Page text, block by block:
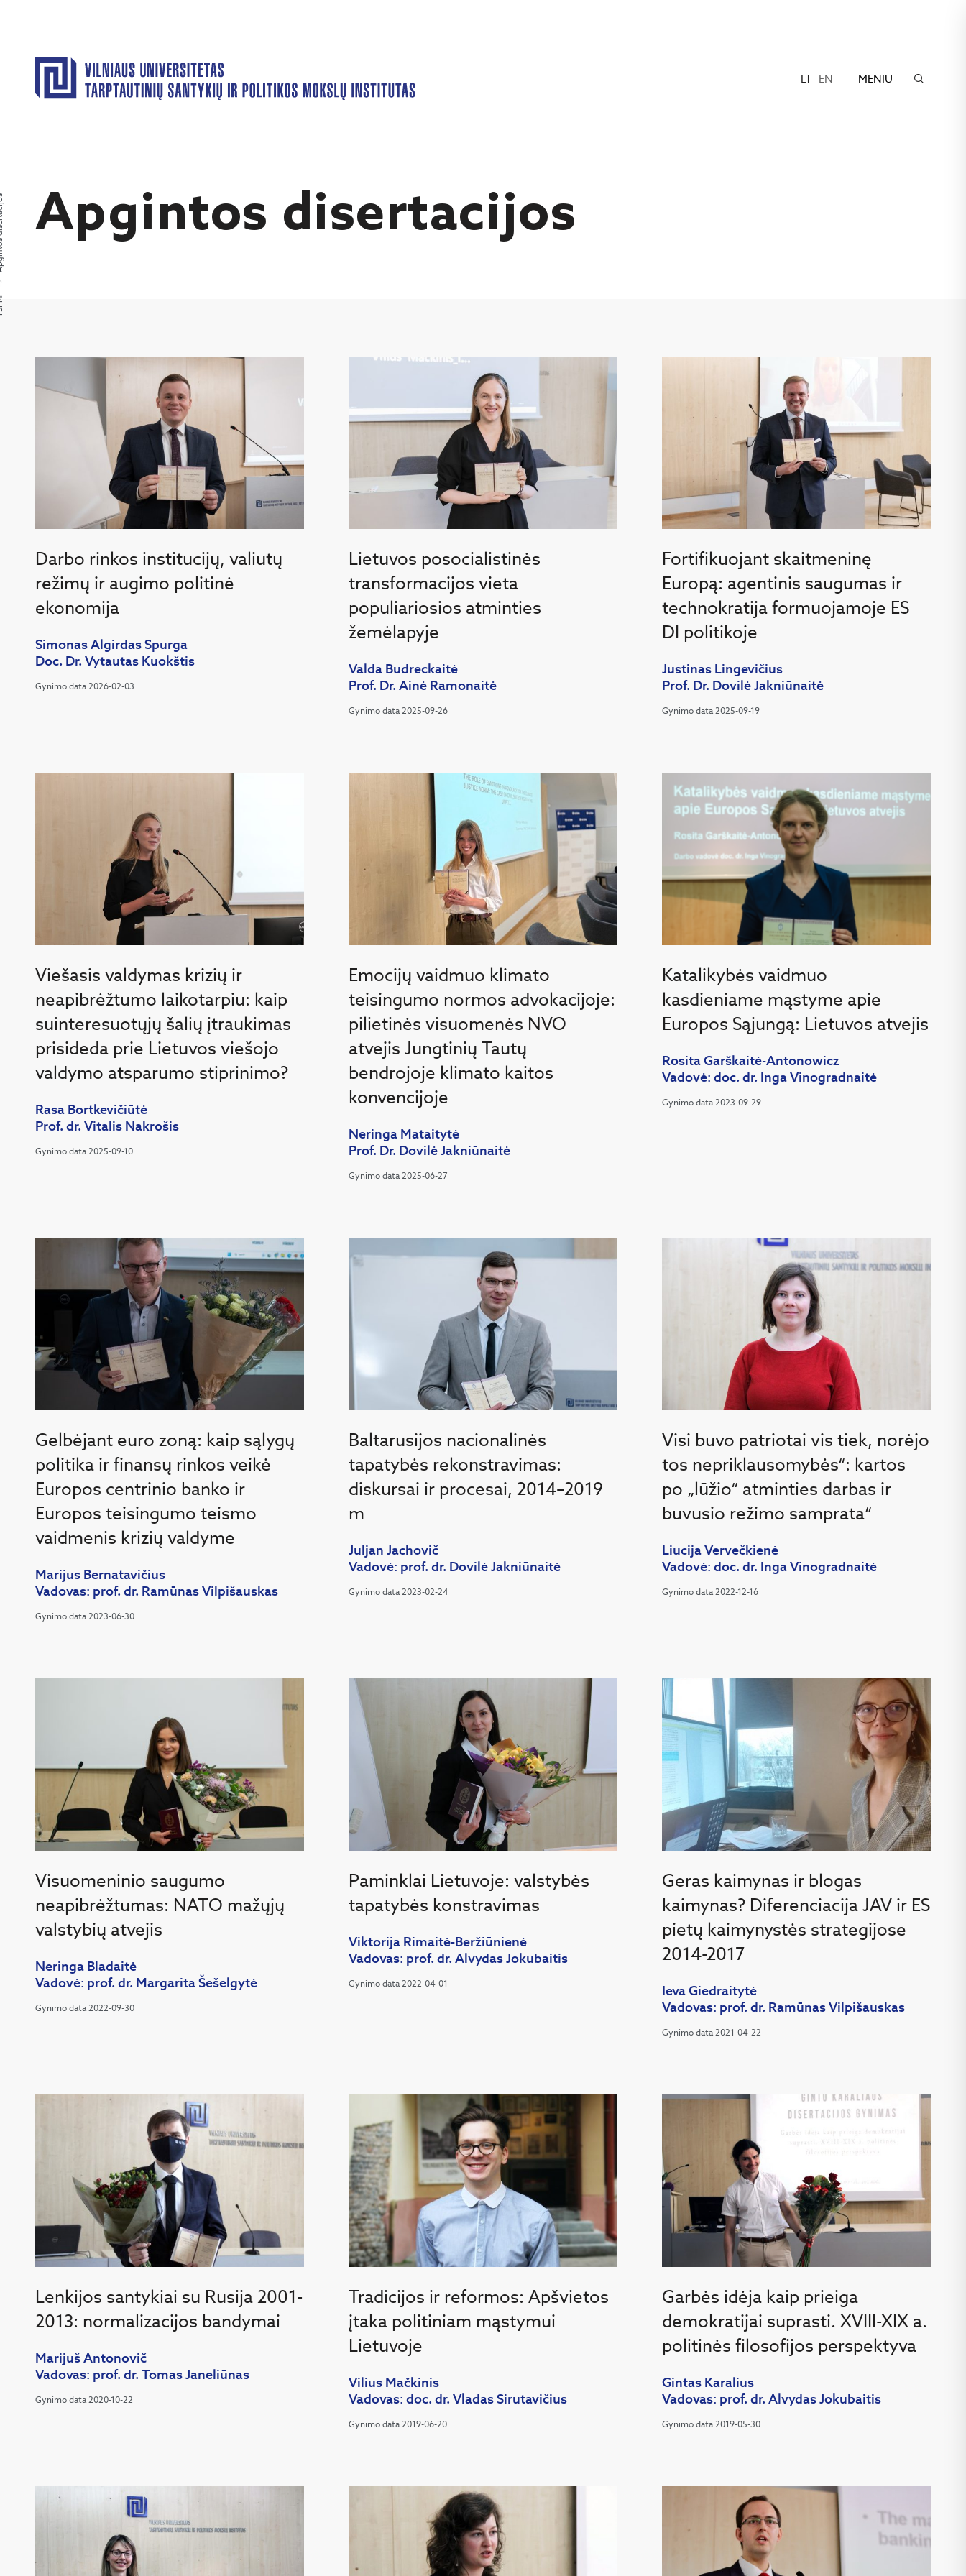
LT EN MENIU
Apgintos disertacijos
Darbo rinkos institucijų, valiutų
režimų ir augimo politinė
ekonomija
Simonas Algirdas Spurga
Doc. Dr. Vytautas Kuokštis
Gynimo data 2026-02-03
Lietuvos posocialistinės
transformacijos vieta
populiariosios atminties
žemėlapyje
Valda Budreckaitė
Prof. Dr. Ainė Ramonaitė
Gynimo data 2025-09-26
Fortifikuojant skaitmeninę
Europą: agentinis saugumas ir
technokratija formuojamoje ES
DI politikoje
Justinas Lingevičius
Prof. Dr. Dovilė Jakniūnaitė
Gynimo data 2025-09-19
Viešasis valdymas krizių ir
neapibrėžtumo laikotarpiu: kaip
suinteresuotųjų šalių įtraukimas
prisideda prie Lietuvos viešojo
valdymo atsparumo stiprinimo?
Rasa Bortkevičiūtė
Prof. dr. Vitalis Nakrošis
Gynimo data 2025-09-10
Emocijų vaidmuo klimato
teisingumo normos advokacijoje:
pilietinės visuomenės NVO
atvejis Jungtinių Tautų
bendrojoje klimato kaitos
konvencijoje
Neringa Mataitytė
Prof. Dr. Dovilė Jakniūnaitė
Gynimo data 2025-06-27
Katalikybės vaidmuo
kasdieniame mąstyme apie
Europos Sąjungą: Lietuvos atvejis
Rosita Garškaitė-Antonowicz
Vadovė: doc. dr. Inga Vinogradnaitė
Gynimo data 2023-09-29
Gelbėjant euro zoną: kaip sąlygų
politika ir finansų rinkos veikė
Europos centrinio banko ir
Europos teisingumo teismo
vaidmenis krizių valdyme
Marijus Bernatavičius
Vadovas: prof. dr. Ramūnas Vilpišauskas
Gynimo data 2023-06-30
Baltarusijos nacionalinės
tapatybės rekonstravimas:
diskursai ir procesai, 2014–2019
m
Juljan Jachovič
Vadovė: prof. dr. Dovilė Jakniūnaitė
Gynimo data 2023-02-24
Visi buvo patriotai vis tiek, norėjo
tos nepriklausomybės“: kartos
po „lūžio“ atminties darbas ir
buvusio režimo samprata“
Liucija Vervečkienė
Vadovė: doc. dr. Inga Vinogradnaitė
Gynimo data 2022-12-16
Visuomeninio saugumo
neapibrėžtumas: NATO mažųjų
valstybių atvejis
Neringa Bladaitė
Vadovė: prof. dr. Margarita Šešelgytė
Gynimo data 2022-09-30
Paminklai Lietuvoje: valstybės
tapatybės konstravimas
Viktorija Rimaitė-Beržiūnienė
Vadovas: prof. dr. Alvydas Jokubaitis
Gynimo data 2022-04-01
Geras kaimynas ir blogas
kaimynas? Diferenciacija JAV ir ES
pietų kaimynystės strategijose
2014-2017
Ieva Giedraitytė
Vadovas: prof. dr. Ramūnas Vilpišauskas
Gynimo data 2021-04-22
Lenkijos santykiai su Rusija 2001-
2013: normalizacijos bandymai
Marijuš Antonovič
Vadovas: prof. dr. Tomas Janeliūnas
Gynimo data 2020-10-22
Tradicijos ir reformos: Apšvietos
įtaka politiniam mąstymui
Lietuvoje
Vilius Mačkinis
Vadovas: doc. dr. Vladas Sirutavičius
Gynimo data 2019-06-20
Garbės idėja kaip prieiga
demokratijai suprasti. XVIII-XIX a.
politinės filosofijos perspektyva
Gintas Karalius
Vadovas: prof. dr. Alvydas Jokubaitis
Gynimo data 2019-05-30